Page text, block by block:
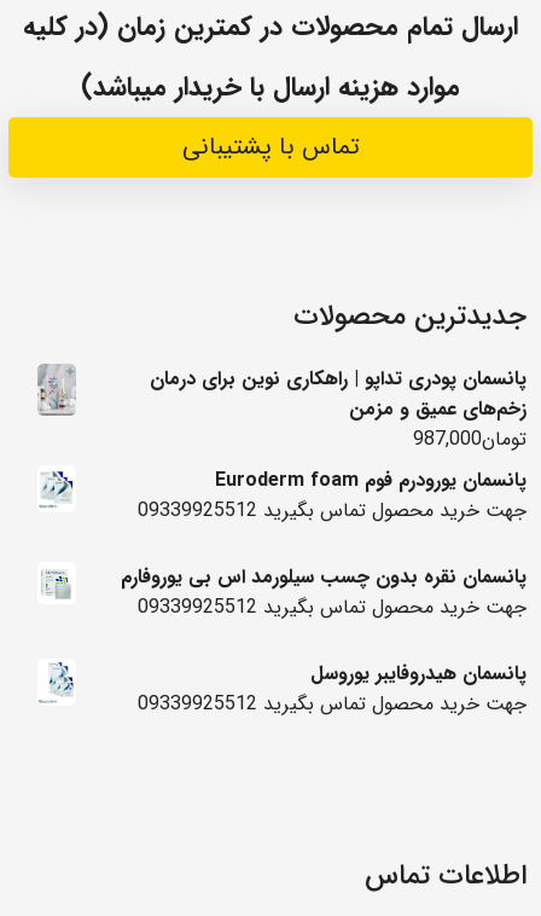
ارسال تمام محصولات در کمترین زمان (در کلیه
موارد هزینه ارسال با خریدار میباشد)
تماس با پشتیبانی
جدیدترین محصولات
پانسمان پودری تداپو | راهکاری نوین برای درمان
زخم‌های عمیق و مزمن
تومان987,000
پانسمان یورودرم فوم Euroderm foam
جهت خرید محصول تماس بگیرید 09339925512
پانسمان نقره بدون چسب سیلورمد اس بی یوروفارم
جهت خرید محصول تماس بگیرید 09339925512
پانسمان هیدروفایبر یوروسل
جهت خرید محصول تماس بگیرید 09339925512
اطلاعات تماس